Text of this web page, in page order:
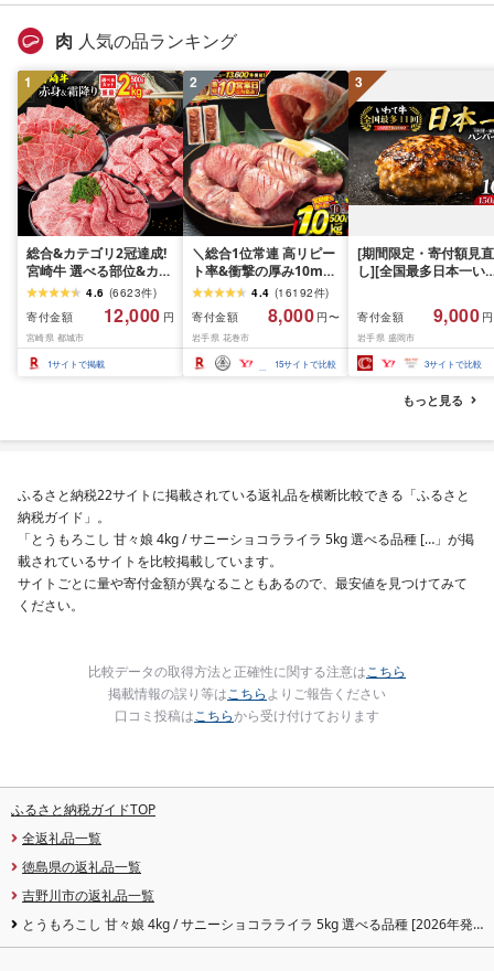
千葉県産 R8 2026年 産
千葉 千葉県 香取市
肉 人気の品ランキング
1
総合&カテゴリ2冠達成!
宮崎牛 選べる部位&カッ
ト (赤身&霜降り)or(赤身
のみ) 500g 1kg 2kg[発
送時期が選べる] 牛肉 焼
肉 すき焼き しゃぶしゃ
ぶ ステーキ ギフト お中
4.6 (6623件)
寄付金額
12,000 円
宮崎県 都城市
1サイトで掲載
2
＼総合1位常連 高リピー
ト率&衝撃の厚み10mm
厚切り牛タン 塩味/ ≪ス
ピード発送!!10営業日以
内発送≫ 選べる内容量
500g / 1kg 定期便 毎月
届く 牛肉 肉 BBQ ふるさ
と 人気 ランキング 岩手
4.4 (16192件)
寄付金額
8,000 円〜
岩手県 花巻市
15サイトで比較
3
[期間限定・寄付額見直
し][全国最多日本一い
1.5kg(150g×10個) い
て牛 × 岩中豚 ハンバー
グ 合挽き 合い挽き 黒
和牛 人気 冷凍 個包装
分け 冷凍 牛肉 豚肉 和
ビーフ ポーク はんば
ぐ 挽肉 お肉 ミンチ 肉
キング 1位 1万円以下
寄付金額 9,000
岩手県 盛岡市
3サイトで比較
もっと見る
ふるさと納税22サイトに掲載されている返礼品を横断比較できる「ふるさと
納税ガイド」。
「とうもろこし 甘々娘 4kg / サニーショコラライラ 5kg 選べる品種 […」が掲
載されているサイトを比較掲載しています。
サイトごとに量や寄付金額が異なることもあるので、最安値を見つけてみて
ください。
比較データの取得方法と正確性に関する注意はこちら
掲載情報の誤り等はこちらよりご報告ください
口コミ投稿はこちらから受け付けております
ふるさと納税ガイドTOP
全返礼品一覧
徳島県の返礼品一覧
吉野川市の返礼品一覧
とうもろこし 甘々娘 4kg / サニーショコラライラ 5kg 選べる品種 [2026年発